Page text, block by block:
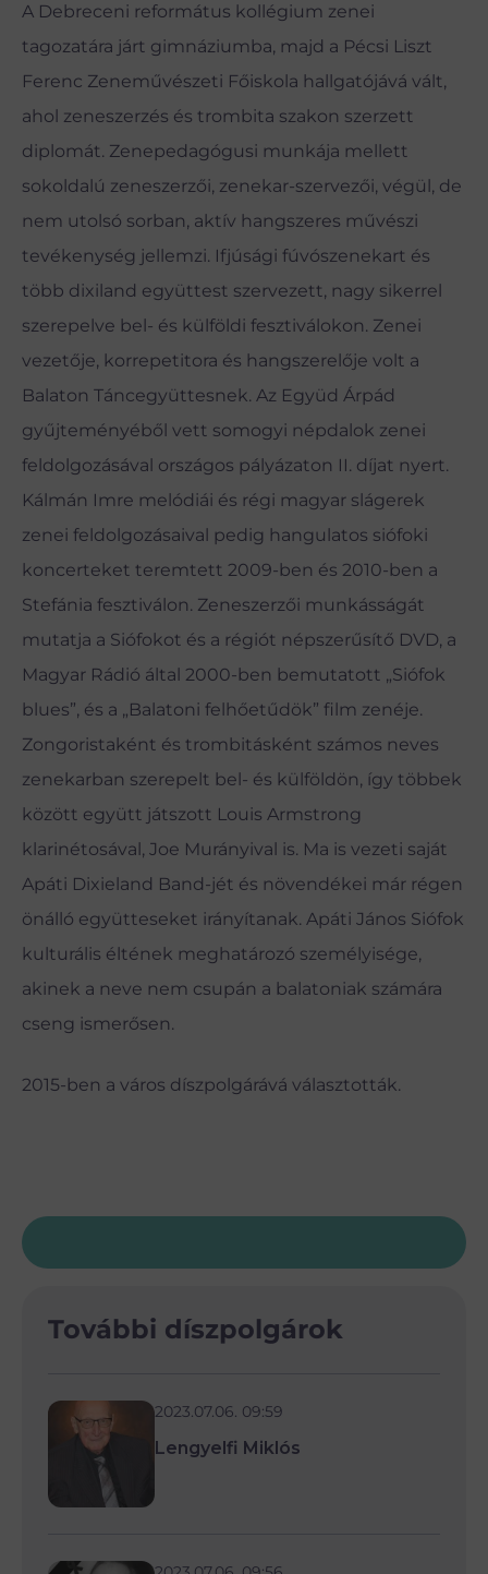
A Debreceni református kollégium zenei
tagozatára járt gimnáziumba, majd a Pécsi Liszt
Ferenc Zeneművészeti Főiskola hallgatójává vált,
ahol zeneszerzés és trombita szakon szerzett
diplomát. Zenepedagógusi munkája mellett
sokoldalú zeneszerzői, zenekar-szervezői, végül, de
nem utolsó sorban, aktív hangszeres művészi
tevékenység jellemzi. Ifjúsági fúvószenekart és
több dixiland együttest szervezett, nagy sikerrel
szerepelve bel- és külföldi fesztiválokon. Zenei
vezetője, korrepetitora és hangszerelője volt a
Balaton Táncegyüttesnek. Az Együd Árpád
gyűjteményéből vett somogyi népdalok zenei
feldolgozásával országos pályázaton II. díjat nyert.
Kálmán Imre melódiái és régi magyar slágerek
zenei feldolgozásaival pedig hangulatos siófoki
koncerteket teremtett 2009-ben és 2010-ben a
Stefánia fesztiválon. Zeneszerzői munkásságát
mutatja a Siófokot és a régiót népszerűsítő DVD, a
Magyar Rádió által 2000-ben bemutatott „Siófok
blues”, és a „Balatoni felhőetűdök” film zenéje.
Zongoristaként és trombitásként számos neves
zenekarban szerepelt bel- és külföldön, így többek
között együtt játszott Louis Armstrong
klarinétosával, Joe Murányival is. Ma is vezeti saját
Apáti Dixieland Band-jét és növendékei már régen
önálló együtteseket irányítanak. Apáti János Siófok
kulturális éltének meghatározó személyisége,
akinek a neve nem csupán a balatoniak számára
cseng ismerősen.
2015-ben a város díszpolgárává választották.
További díszpolgárok
2023.07.06. 09:59
Lengyelfi Miklós